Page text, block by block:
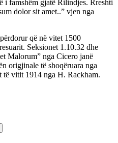
i famshëm gjatë Rilindjes. Rreshti
dolor sit amet..” vjen nga
që në vitet 1500
Seksionet 1.10.32 dhe
Malorum” nga Cicero janë
origjinale të shoqëruara nga
të vitit 1914 nga H. Rackham.